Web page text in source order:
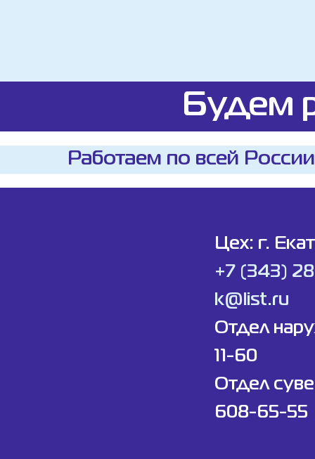
Будем
Работаем по всей
Цех: г.
+7 (343)
k@list.ru
Отдел
11-60
Отдел
608-65-55